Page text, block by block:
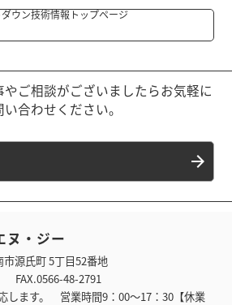
ウン技術情報トップページ
ご相談がございましたらお気軽に
い合わせください。
ヌ・ジー
源氏町 5丁目52番地
FAX.0566-48-2791
します。 営業時間9：00〜17：30【休業